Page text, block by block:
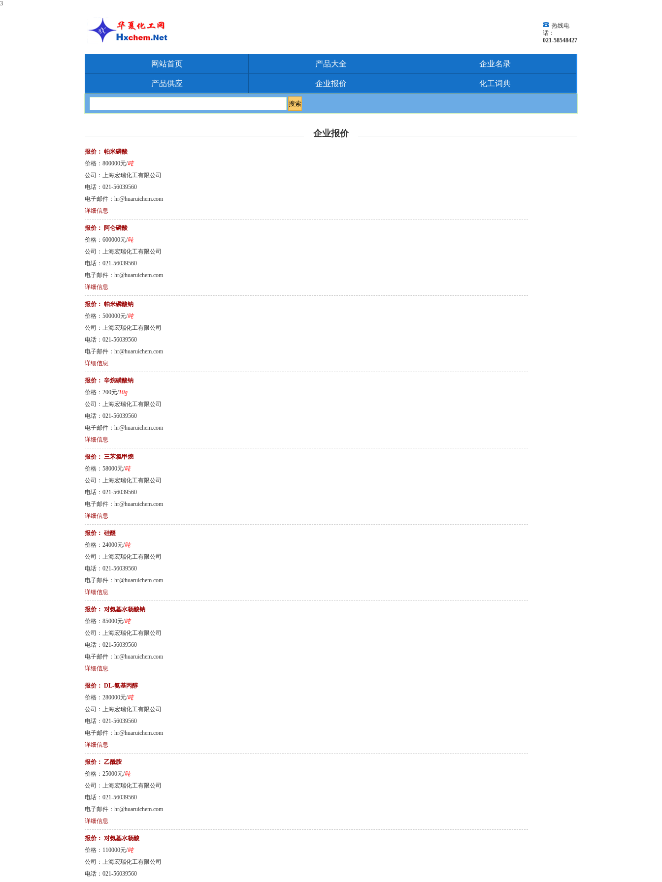
3
热线电
话：
021-58548427
网站首页 产品大全 企业名录
产品供应 企业报价 化工词典
企业报价
报价： 帕米磷酸
价格：800000元/吨
公司：上海宏瑞化工有限公司
电话：021-56039560
电子邮件：hr@huaruichem.com
详细信息
报价：
阿仑磷酸
价格：600000元/吨
公司：上海宏瑞化工有限公司
电话：021-56039560
电子邮件：hr@huaruichem.com
详细信息
报价： 帕米磷酸钠
价格：500000元/吨
公司：上海宏瑞化工有限公司
电话：021-56039560
电子邮件：hr@huaruichem.com
详细信息
报价： 辛烷磺酸钠
价格：200元/10g
公司：上海宏瑞化工有限公司
电话：021-56039560
电子邮件：hr@huaruichem.com
详细信息
报价： 三苯氯甲烷
价格：58000元/吨
公司：上海宏瑞化工有限公司
电话：021-56039560
电子邮件：hr@huaruichem.com
详细信息
报价： 硅醚
价格：24000元/吨
公司：上海宏瑞化工有限公司
电话：021-56039560
电子邮件：hr@huaruichem.com
详细信息
报价： 对氨基水杨酸钠
价格：85000元/吨
公司：上海宏瑞化工有限公司
电话：021-56039560
电子邮件：hr@huaruichem.com
详细信息
报价： DL-氨基丙醇
价格：280000元/吨
公司：上海宏瑞化工有限公司
电话：021-56039560
电子邮件：hr@huaruichem.com
详细信息
报价： 乙酰胺
价格：25000元/吨
公司：上海宏瑞化工有限公司
电话：021-56039560
电子邮件：hr@huaruichem.com
详细信息
报价： 对氨基水杨酸
价格：110000元/吨
公司：上海宏瑞化工有限公司
电话：021-56039560